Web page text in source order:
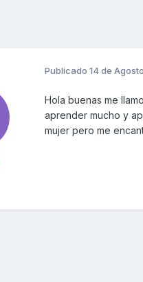
Publicado 14 de
Hola buenas me
aprender mucho y
mujer pero me